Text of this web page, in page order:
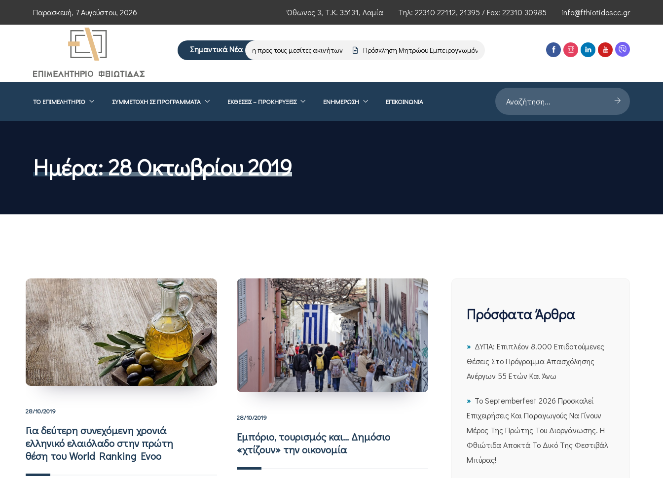
Παρασκευή, 7 Αυγούστου, 2026 Όθωνος 3, Τ.Κ. 35131, Λαμία Τηλ: 22310 22112, 21395 / Fax: 22310 30985 info@fthiotidoscc.gr
Σημαντικά Νέα
Επείγουσα ενημέρωση προς τους μεσίτες ακινήτων Πρόσκληση Μητρώου Εμπειρογνωμόνων Τεχνολογιών Αιχμής του ΕΦΕΠΑΕ Παρουσίαση Έρευνας
ΤΟ ΕΠΙΜΕΛΗΤΉΡΙΟ ΣΥΜΜΕΤΟΧΉ ΣΕ ΠΡΟΓΡΆΜΜΑΤΑ ΕΚΘΕΣΕΙΣ – ΠΡΟΚΗΡΥΞΕΙΣ ΕΝΗΜΈΡΩΣΗ ΕΠΙΚΟΙΝΩΝΊΑ
Ημέρα:28 Οκτωβρίου 2019
28/10/2019
Για δεύτερη συνεχόμενη χρονιά
ελληνικό ελαιόλαδο στην πρώτη
θέση του World Ranking Evoo
28/10/2019
Εμπόριο, τουρισμός και… Δημόσιο
«χτίζουν» την οικονομία
Πρόσφατα Άρθρα
ΔΥΠΑ: Επιπλέον 8.000 Επιδοτούμενες
Θέσεις Στο Πρόγραμμα Απασχόλησης
Ανέργων 55 Ετών Και Άνω
Το Septemberfest 2026 Προσκαλεί
Επιχειρήσεις Και Παραγωγούς Να Γίνουν
Μέρος Της Πρώτης Του Διοργάνωσης. Η
Φθιώτιδα Αποκτά Το Δικό Της Φεστιβάλ
Μπύρας!